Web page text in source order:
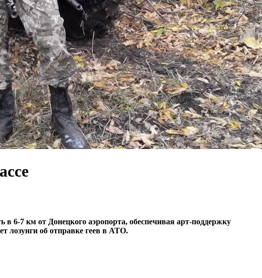
6-7 км от Донецкого аэропорта, обеспечивая арт-поддержку
лозунги об отправке геев в АТО.